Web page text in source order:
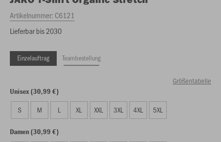
Artikelnummer: C6121
Lieferbar bis 2030
Einzelauftrag Teambestellung
Größentabelle
Unisex (30,99 €)
S M L XL XXL 3XL 4XL 5XL
Damen (30,99 €)